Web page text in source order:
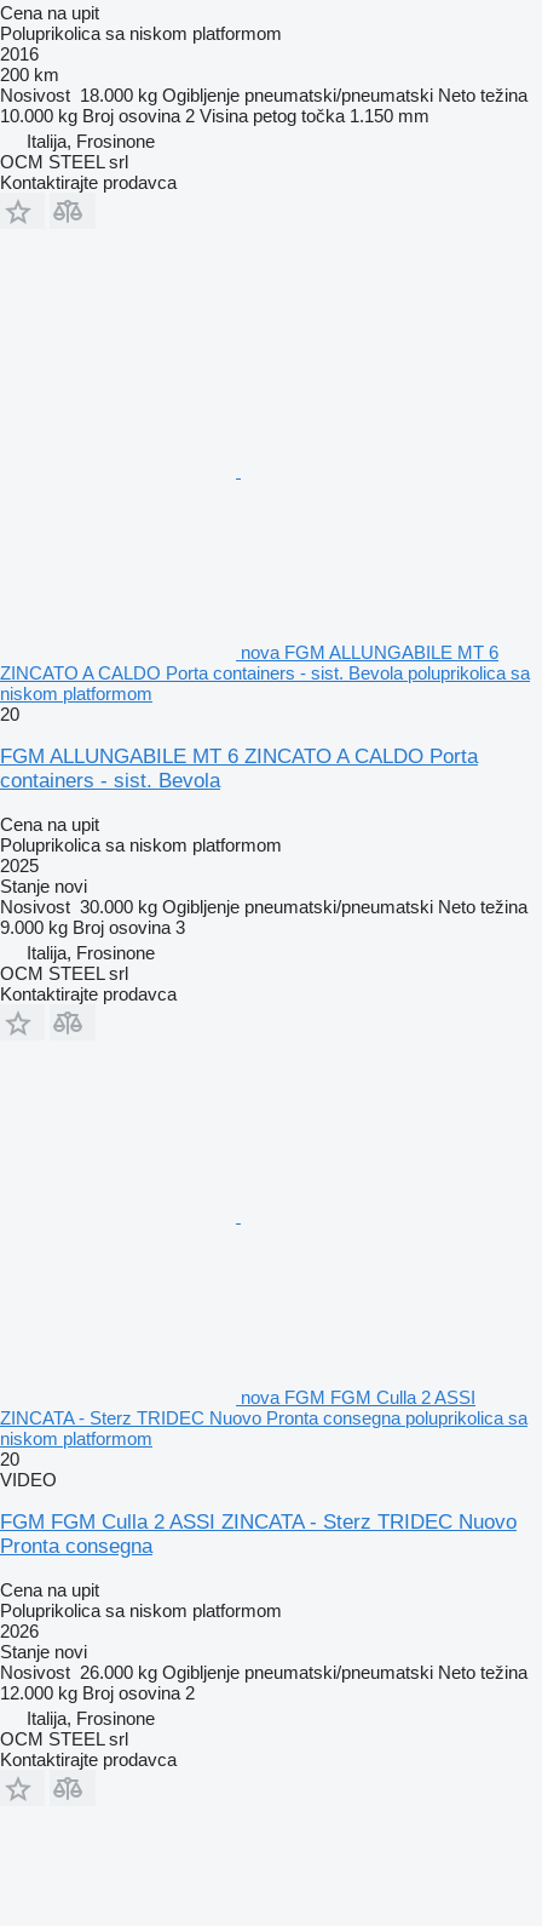
Cena na upit
Poluprikolica sa niskom platformom
2016
200 km
Nosivost 18.000 kg Ogibljenje pneumatski/pneumatski Neto težina
10.000 kg Broj osovina 2 Visina petog točka 1.150 mm
Italija, Frosinone
OCM STEEL srl
Kontaktirajte prodavca
nova FGM ALLUNGABILE MT 6
ZINCATO A CALDO Porta containers - sist. Bevola poluprikolica sa
niskom platformom
20
FGM ALLUNGABILE MT 6 ZINCATO A CALDO Porta
containers - sist. Bevola
Cena na upit
Poluprikolica sa niskom platformom
2025
Stanje novi
Nosivost 30.000 kg Ogibljenje pneumatski/pneumatski Neto težina
9.000 kg Broj osovina 3
Italija, Frosinone
OCM STEEL srl
Kontaktirajte prodavca
nova FGM FGM Culla 2 ASSI
ZINCATA - Sterz TRIDEC Nuovo Pronta consegna poluprikolica sa
niskom platformom
20
VIDEO
FGM FGM Culla 2 ASSI ZINCATA - Sterz TRIDEC Nuovo
Pronta consegna
Cena na upit
Poluprikolica sa niskom platformom
2026
Stanje novi
Nosivost 26.000 kg Ogibljenje pneumatski/pneumatski Neto težina
12.000 kg Broj osovina 2
Italija, Frosinone
OCM STEEL srl
Kontaktirajte prodavca